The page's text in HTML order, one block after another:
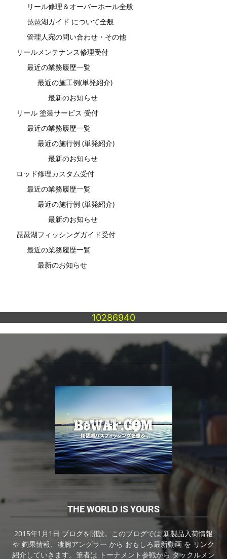
リール修理＆オーバーホール全般
琵琶湖ガイド について全般
管理人宛の問い合わせ・その他
リールメンテナンス修理受付
最近の業務履歴一覧
最近の施工例(単発紹介)
最新のお知らせ
リール 塗装サービス 受付
最近の業務履歴一覧
最近の施行例 (単発紹介)
最新のお知らせ
ロッド修理カスタム受付
最近の業務履歴一覧
最近の施行例 (単発紹介)
最新のお知らせ
琵琶湖フィッシングガイド受付
最近の業務履歴一覧
最新のお知らせ
10286940
THE WORLD IS YOURS
2015年1月1日 ブログを開設。このブログでは 新製品入荷情報
や 釣果情報、凄腕アングラー から おもしろ最新動画 を リンク
紹介していきます。筆者は トーナメント参戦から タックルメン